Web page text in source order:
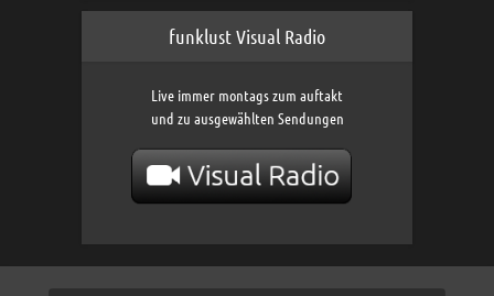
funklust Visual Radio
Live immer montags zum auftakt
und zu ausgewählten Sendungen